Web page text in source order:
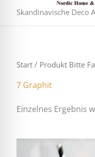
Skandinavische Deco
Start/ Produkt Bitte
7 Graphit
Einzelnes Ergebnis